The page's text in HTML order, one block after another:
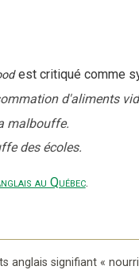
est critiqué comme
d'aliments
malbouffe.
des écoles.
au Québec.
anglais signifiant «